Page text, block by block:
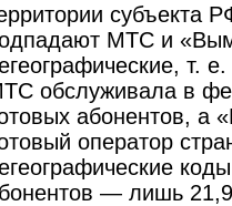
субъекта
МТС и
т.
обслуживала в
абонентов, а
оператор
— лишь